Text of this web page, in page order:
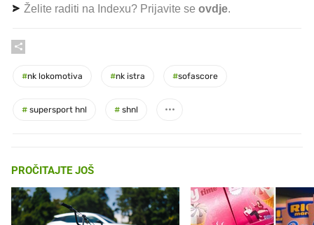
Želite raditi na Indexu? Prijavite se ovdje.
#nk lokomotiva #nk istra #sofascore
# supersport hnl # shnl
PROČITAJTE JOŠ